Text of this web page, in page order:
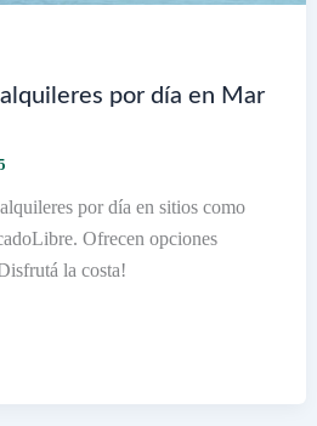
por día en Mar
por día en sitios como
Ofrecen opciones
la costa!